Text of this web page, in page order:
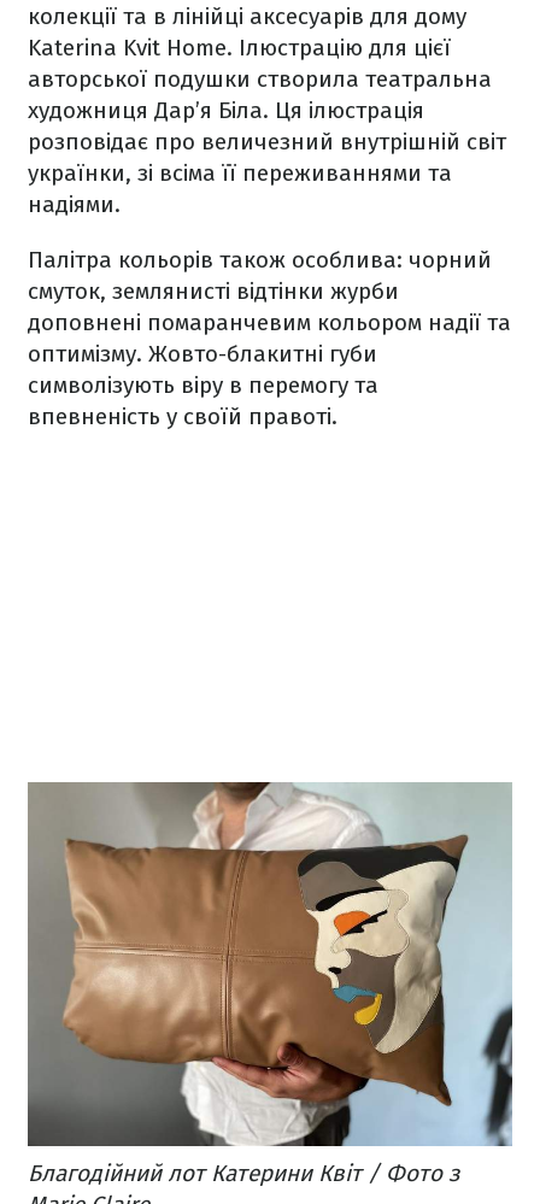
колекції та в лінійці аксесуарів для дому
Katerina Kvit Home. Ілюстрацію для цієї
авторської подушки створила театральна
художниця Дар’я Біла. Ця ілюстрація
розповідає про величезний внутрішній світ
українки, зі всіма її переживаннями та
надіями.
Палітра кольорів також особлива: чорний
смуток, землянисті відтінки журби
доповнені помаранчевим кольором надії та
оптимізму. Жовто-блакитні губи
символізують віру в перемогу та
впевненість у своїй правоті.
Благодійний лот Катерини Квіт / Фото з